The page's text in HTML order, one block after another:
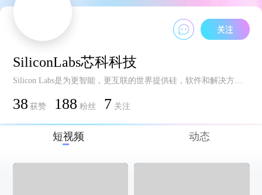
SiliconLabs芯科科技
Silicon Labs是为更智能，更互联的世界提供硅，软件和解决方案的领先供应商。通过助力从电动汽车到智能仪表，从连接的智能照明到恒温器的一系列产品，我们屡获殊荣的技术正在塑造物联网，互联网基础设施，工业自动化，消费者和汽车市场的未来。Silicon Labs总部位于美国德克萨斯州的奥斯汀，在20多个国家拥有1300名团队成员，专注于性能，功耗，连接性和简便性产品的创新。我们对我们的行业充满热忱。过去四年中，，我们三次荣获由全球半导体联盟评选的最受尊敬的上市半导体公司这一殊荣。更多信息，敬请访问cn.silabs.com
38 获赞 188 粉丝 7 关注
短视频 动态